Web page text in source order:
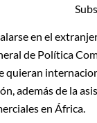
en el
de Política
quieran
además de la
en África.